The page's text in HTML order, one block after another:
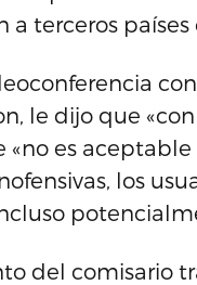
a terceros
le dijo que
es
los
del comisario